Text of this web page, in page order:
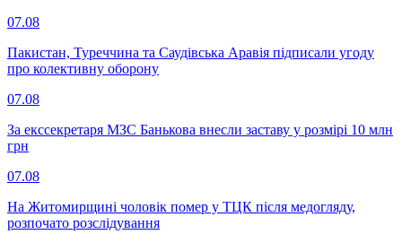
07.08
Пакистан, Туреччина та Саудівська Аравія підписали угоду
про колективну оборону
07.08
За екссекретаря МЗС Банькова внесли заставу у розмірі 10 млн
грн
07.08
На Житомирщині чоловік помер у ТЦК після медогляду,
розпочато розслідування